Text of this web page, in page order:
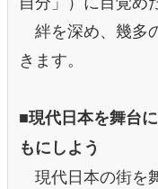
絆を深め、幾多
きます。
■現代日本を舞台
もにしよう
現代日本の街を